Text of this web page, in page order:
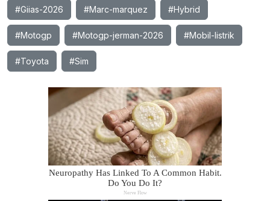
#Giias-2026 #Marc-marquez #Hybrid
#Motogp #Motogp-jerman-2026 #Mobil-listrik
#Toyota #Sim